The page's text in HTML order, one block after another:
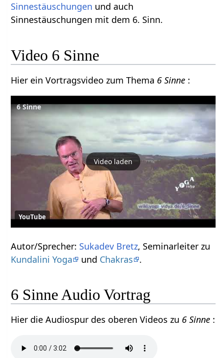
Sinnestäuschungen und auch
Sinnestäuschungen mit dem 6. Sinn.
Video 6 Sinne
Hier ein Vortragsvideo zum Thema 6 Sinne :
6 Sinne
Video laden
YouTube
Autor/Sprecher: Sukadev Bretz, Seminarleiter zu
Kundalini Yoga
und Chakras .
6 Sinne Audio Vortrag
Hier die Audiospur des oberen Videos zu 6 Sinne :